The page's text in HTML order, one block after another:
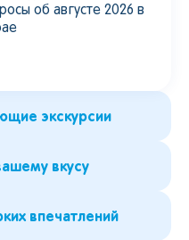
об августе 2026 в
экскурсии
вкусу
впечатлений